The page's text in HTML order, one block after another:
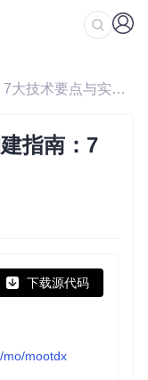
/ Python量化交易框架构建指南：7大技术要点与实战应用
指南：7
下载源代码
mo/mootdx